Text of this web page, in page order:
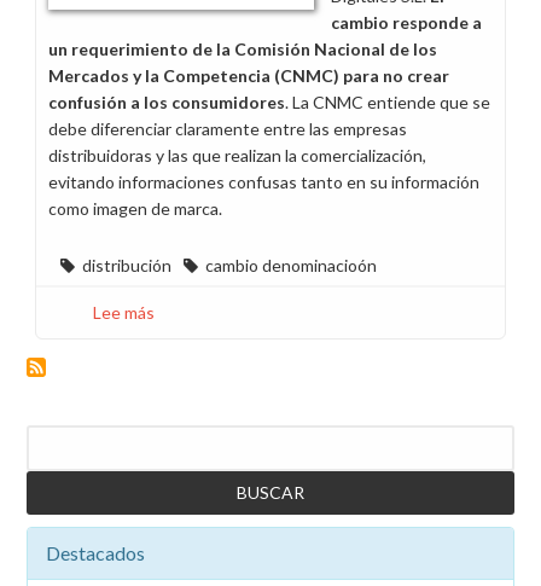
cambio responde a
un requerimiento de la Comisión Nacional de los
Mercados y la Competencia (CNMC) para no crear
confusión a los consumidores. La CNMC entiende que se
debe diferenciar claramente entre las empresas
distribuidoras y las que realizan la comercialización,
evitando informaciones confusas tanto en su información
como imagen de marca.
distribución cambio denominacioón
Lee más
denominarse
EDistribución
Redes
Destacados